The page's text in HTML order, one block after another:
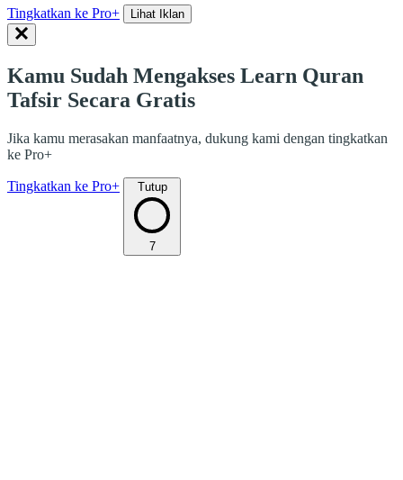
Tingkatkan ke Pro+ Lihat Iklan
Kamu Sudah Mengakses Learn Quran
Tafsir Secara Gratis
Jika kamu merasakan manfaatnya, dukung kami dengan tingkatkan
ke Pro+
Tingkatkan ke Pro+ Tutup
7